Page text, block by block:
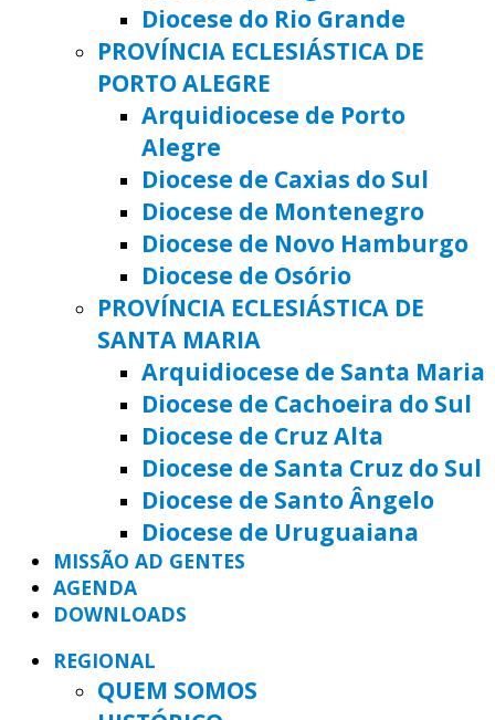
Diocese do Rio Grande
PROVÍNCIA ECLESIÁSTICA DE
PORTO ALEGRE
Arquidiocese de Porto
Alegre
Diocese de Caxias do Sul
Diocese de Montenegro
Diocese de Novo Hamburgo
Diocese de Osório
PROVÍNCIA ECLESIÁSTICA DE
SANTA MARIA
Arquidiocese de Santa Maria
Diocese de Cachoeira do Sul
Diocese de Cruz Alta
Diocese de Santa Cruz do Sul
Diocese de Santo Ângelo
Diocese de Uruguaiana
MISSÃO AD GENTES
AGENDA
DOWNLOADS
REGIONAL
QUEM SOMOS